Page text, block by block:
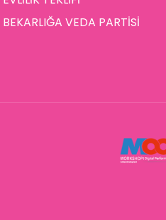
BEKARLIĞA VEDA PARTİSİ